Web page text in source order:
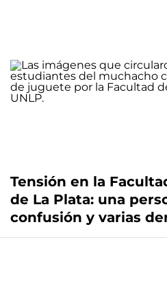
Tensión en la
de La Plata: una
confusión y varias